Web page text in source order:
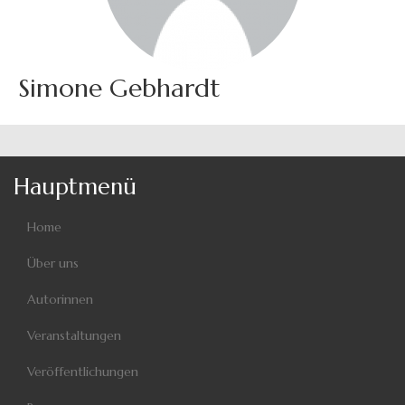
Simone Gebhardt
Hauptmenü
Home
Über uns
Autorinnen
Veranstaltungen
Veröffentlichungen